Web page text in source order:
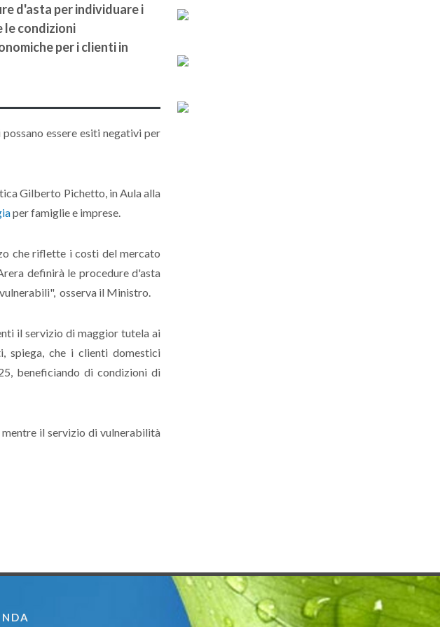
d'asta per individuare i
condizioni
per i clienti in
essere esiti negativi per
Gilberto Pichetto, in Aula alla
per famiglie e imprese.
che riflette i costi del mercato
definirà le procedure d'asta
osserva il Ministro.
il servizio di maggior tutela ai
spiega, che i clienti domestici
beneficiando di condizioni di
il servizio di vulnerabilità